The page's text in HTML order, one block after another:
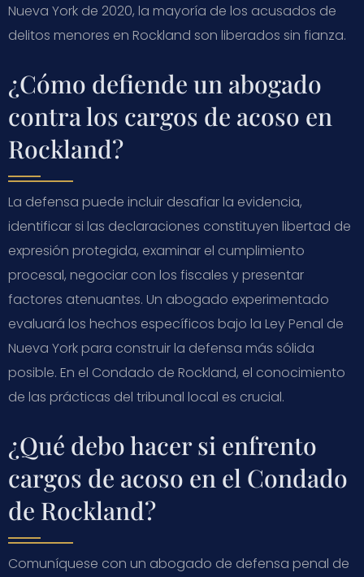
Nueva York de 2020, la mayoría de los acusados de
delitos menores en Rockland son liberados sin fianza.
¿Cómo defiende un abogado
contra los cargos de acoso en
Rockland?
La defensa puede incluir desafiar la evidencia,
identificar si las declaraciones constituyen libertad de
expresión protegida, examinar el cumplimiento
procesal, negociar con los fiscales y presentar
factores atenuantes. Un abogado experimentado
evaluará los hechos específicos bajo la Ley Penal de
Nueva York para construir la defensa más sólida
posible. En el Condado de Rockland, el conocimiento
de las prácticas del tribunal local es crucial.
¿Qué debo hacer si enfrento
cargos de acoso en el Condado
de Rockland?
Comuníquese con un abogado de defensa penal de